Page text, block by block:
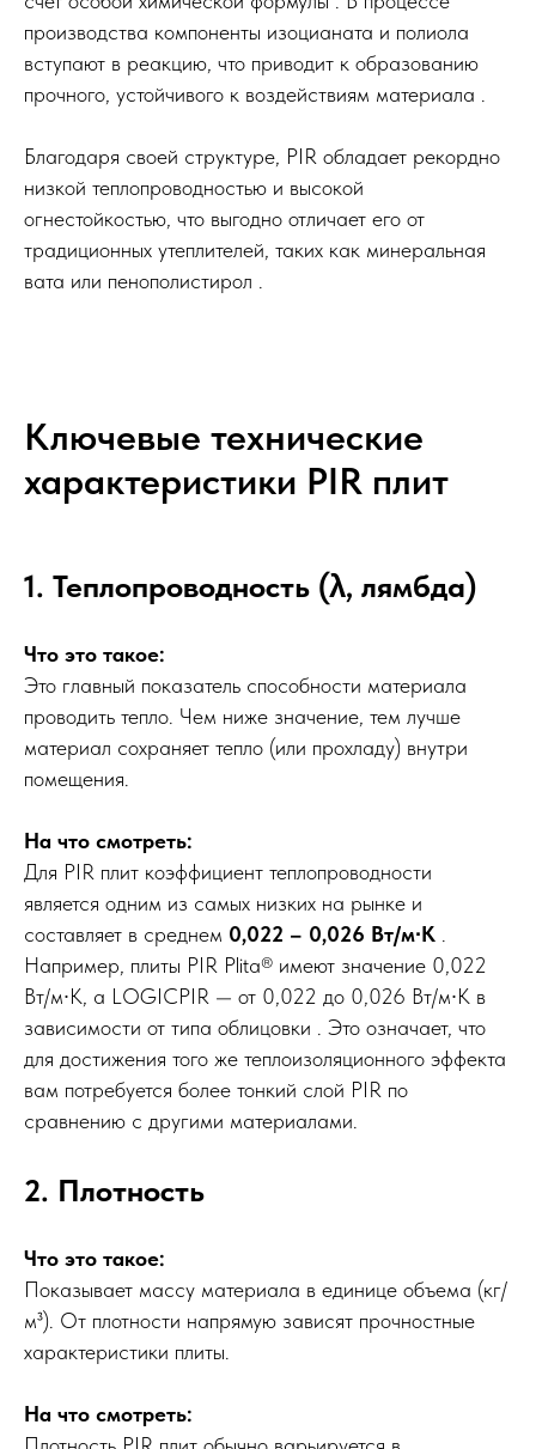
производства компоненты изоцианата и полиола
вступают в реакцию, что приводит к образованию
прочного, устойчивого к воздействиям материала .
Благодаря своей структуре, PIR обладает рекордно
низкой теплопроводностью и высокой
огнестойкостью, что выгодно отличает его от
традиционных утеплителей, таких как минеральная
вата или пенополистирол .
Ключевые технические
характеристики PIR плит
1. Теплопроводность (λ, лямбда)
Что это такое:
Это главный показатель способности материала
проводить тепло. Чем ниже значение, тем лучше
материал сохраняет тепло (или прохладу) внутри
помещения.
На что смотреть:
Для PIR плит коэффициент теплопроводности
является одним из самых низких на рынке и
составляет в среднем 0,022 – 0,026 Вт/м∙К
Например, плиты PIR Plita® имеют значение 0,022
Вт/м∙К, а LOGICPIR — от 0,022 до 0,026 Вт/м∙К в
зависимости от типа облицовки . Это означает, что
для достижения того же теплоизоляционного эффекта
вам потребуется более тонкий слой PIR по
сравнению с другими материалами.
2. Плотность
Что это такое:
Показывает массу материала в единице объема (кг/
м³). От плотности напрямую зависят прочностные
характеристики плиты.
На что смотреть: